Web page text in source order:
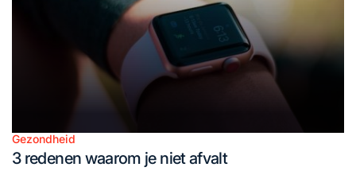
Posted
in
Gezondheid
3 redenen waarom je niet afvalt